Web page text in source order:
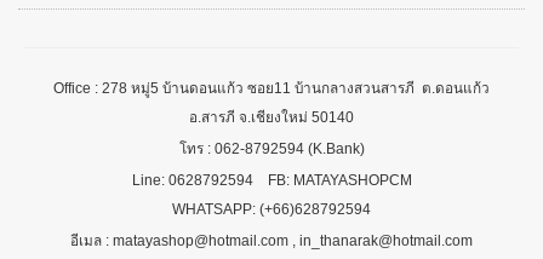
Office : 278 หมู่5 บ้านดอนแก้ว ซอย11 บ้านกลางสวนสารภี ต.ดอนแก้ว
อ.สารภี จ.เชียงใหม่ 50140
โทร : 062-8792594 (K.Bank)
Line: 0628792594 FB: MATAYASHOPCM
WHATSAPP: (+66)628792594
อีเมล : matayashop@hotmail.com , in_thanarak@hotmail.com